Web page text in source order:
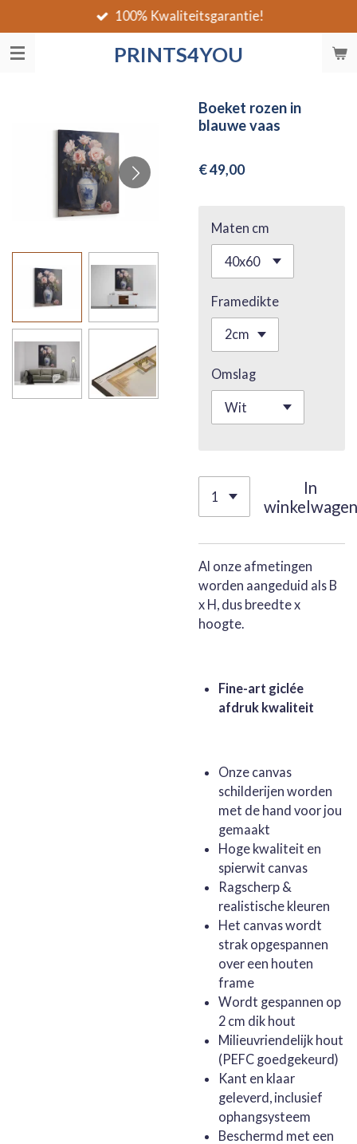
direct
naar
PRINTS4YOU
100% Kwaliteitsgarantie!
Boeket rozen in
blauwe vaas
€ 49,00
Maten cm
Framedikte
Omslag
In
winkelwagen
Al onze afmetingen
worden aangeduid als B
x H, dus breedte x
hoogte.
Fine-art giclée
afdruk kwaliteit
Onze canvas
schilderijen worden
met de hand voor jou
gemaakt
Hoge kwaliteit en
spierwit canvas
Ragscherp &
realistische kleuren
Het canvas wordt
strak opgespannen
over een houten
frame
Wordt gespannen op
2 cm dik hout
Milieuvriendelijk hout
(PEFC goedgekeurd)
Kant en klaar
geleverd, inclusief
ophangsysteem
Beschermd met een